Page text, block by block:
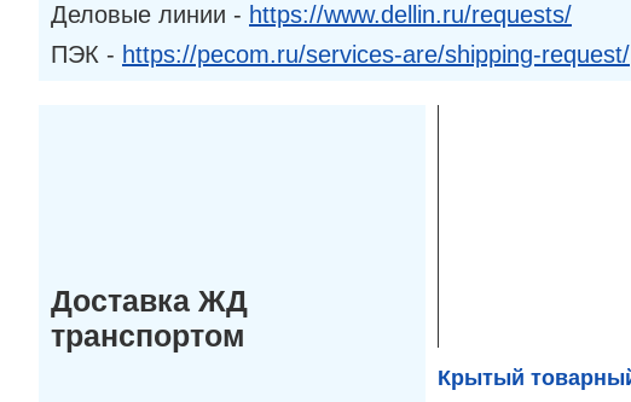
Деловые линии - https://www.dellin.ru/requests/
ПЭК - https://pecom.ru/services-are/shipping-request/
Доставка ЖД
транспортом
Крытый